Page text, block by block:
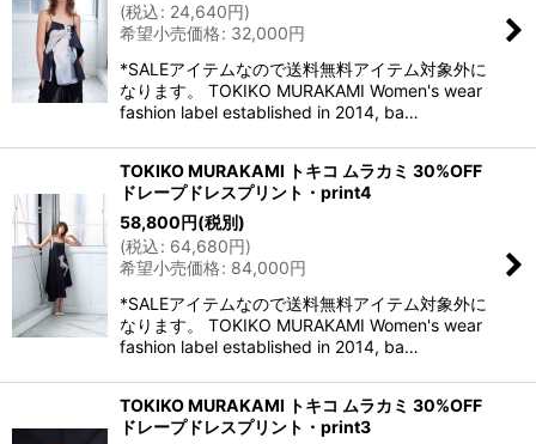
(税込: 24,640円)
希望小売価格: 32,000円
*SALEアイテムなので送料無料アイテム対象外に
なります。 TOKIKO MURAKAMI Women's wear
fashion label established in 2014, ba…
TOKIKO MURAKAMI トキコ ムラカミ 30%OFF
ドレープドレスプリント・print4
58,800円(税別)
(税込: 64,680円)
希望小売価格: 84,000円
*SALEアイテムなので送料無料アイテム対象外に
なります。 TOKIKO MURAKAMI Women's wear
fashion label established in 2014, ba…
TOKIKO MURAKAMI トキコ ムラカミ 30%OFF
ドレープドレスプリント・print3